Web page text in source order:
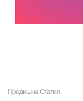
Предишна Статия